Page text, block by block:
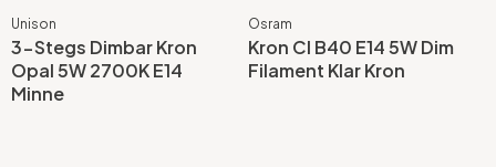
Unison
3-Stegs Dimbar Kron
Opal 5W 2700K E14
Minne
Osram
Kron Cl B40 E14 5W Dim
Filament Klar Kron